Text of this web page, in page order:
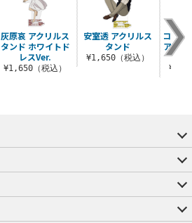
灰原哀 アクリルス
タンド ホワイトド
レスVer.
¥1,650（税込）
安室透 アクリルス
タンド
¥1,650（税込）
コナン
アクセ